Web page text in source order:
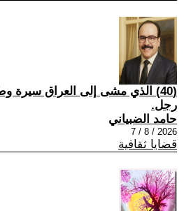
(40) الذي مشى إلى العراق
رجل.
حامد الضبياني
2026 / 8 / 7
قضايا ثقافية